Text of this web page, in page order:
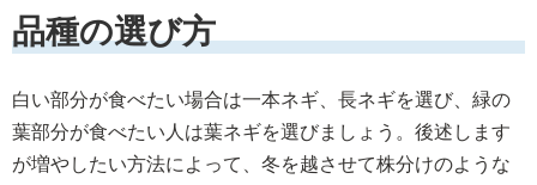
品種の選び方
白い部分が食べたい場合は一本ネギ、長ネギを選び、緑の
葉部分が食べたい人は葉ネギを選びましょう。後述します
が増やしたい方法によって、冬を越させて株分けのような